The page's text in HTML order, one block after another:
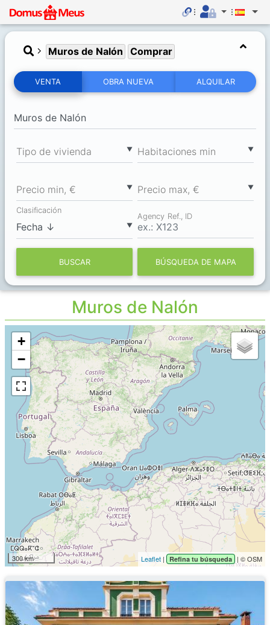
Muros de Nalón Comprar
VENTA OBRA NUEVA ALQUILAR
▼
Tipo de vivienda ▼
Habitaciones min
▼
Precio min, € ▼
Precio max, €
▼
Clasificación
Agency Ref., ID
BUSCAR BÚSQUEDA DE MAPA
Muros de Nalón
+
−
300 km Leaflet | Refina tu búsqueda | © OSM